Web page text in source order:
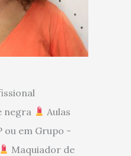
negra
Aulas
ou em Grupo -
Maquiador de